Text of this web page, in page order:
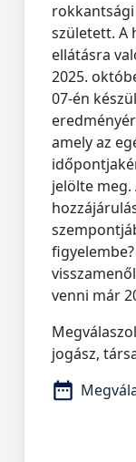
született. A
ellátásra
2025.
07-én
amely az
jelölte
venni már
jogász,